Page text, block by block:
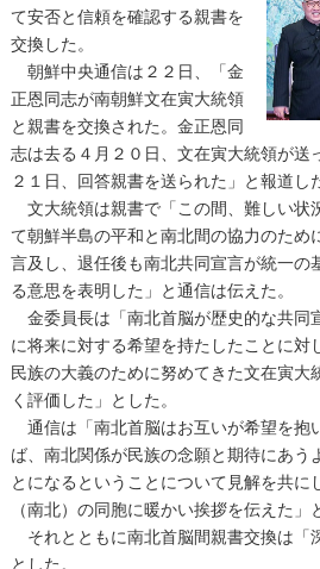
て安否と信頼を確認する親書を
交換した。
朝鮮中央通信は２２日、「金
正恩同志が南朝鮮文在寅大統領
と親書を交換された。金正恩同
志は去る４月２０日、文在寅大統領が送
２１日、回答親書を送られた」と報道し
文大統領は親書で「この間、難しい状
て朝鮮半島の平和と南北間の協力のため
言及し、退任後も南北共同宣言が統一の
る意思を表明した」と通信は伝えた。
金委員長は「南北首脳が歴史的な共同
に将来に対する希望を持たしたことに対
民族の大義のために努めてきた文在寅大
く評価した」とした。
通信は「南北首脳はお互いが希望を抱
ば、南北関係が民族の念願と期待にあう
とになるということについて見解を共に
（南北）の同胞に暖かい挨拶を伝えた」
それとともに南北首脳間親書交換は「
とした。